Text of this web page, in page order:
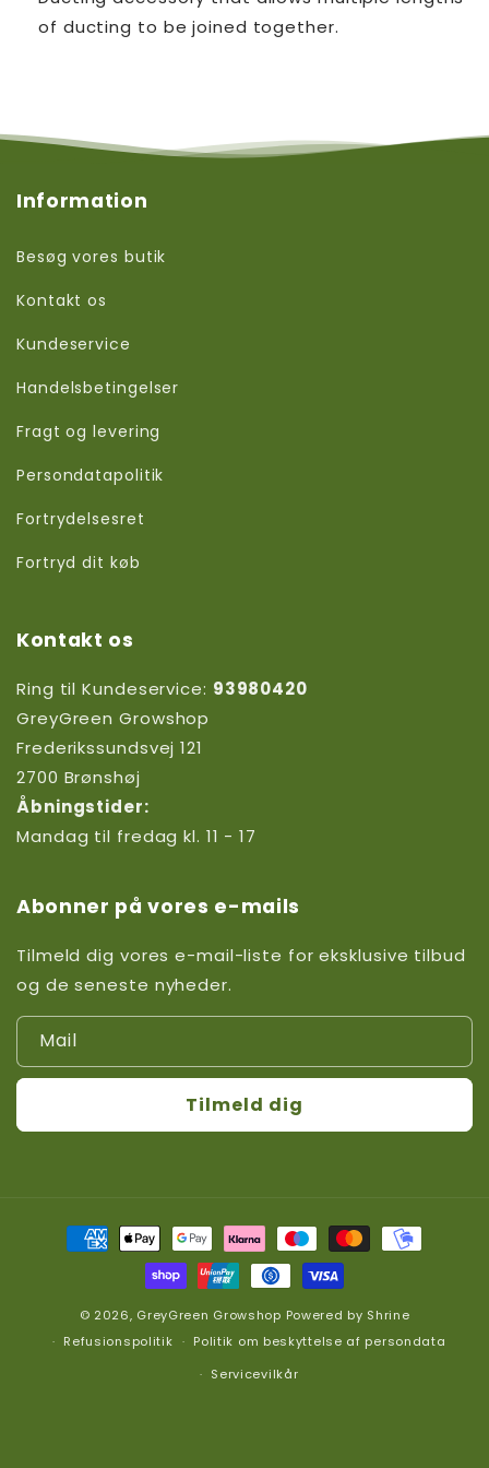
of ducting to be joined together.
Information
Besøg vores butik
Kontakt os
Kundeservice
Handelsbetingelser
Fragt og levering
Persondatapolitik
Fortrydelsesret
Fortryd dit køb
Kontakt os
Ring til Kundeservice: 93980420
GreyGreen Growshop
Frederikssundsvej 121
2700 Brønshøj
Åbningstider:
Mandag til fredag kl. 11 - 17
Abonner på vores e-mails
Tilmeld dig vores e-mail-liste for eksklusive tilbud
og de seneste nyheder.
Mail
Tilmeld dig
Betalingsmetoder
© 2026, GreyGreen Growshop Powered by Shrine
Refusionspolitik
Politik om beskyttelse af persondata
Servicevilkår